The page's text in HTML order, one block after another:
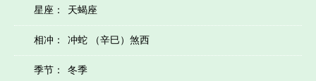
星座： 天蝎座
相冲： 冲蛇 （辛巳）煞西
季节： 冬季